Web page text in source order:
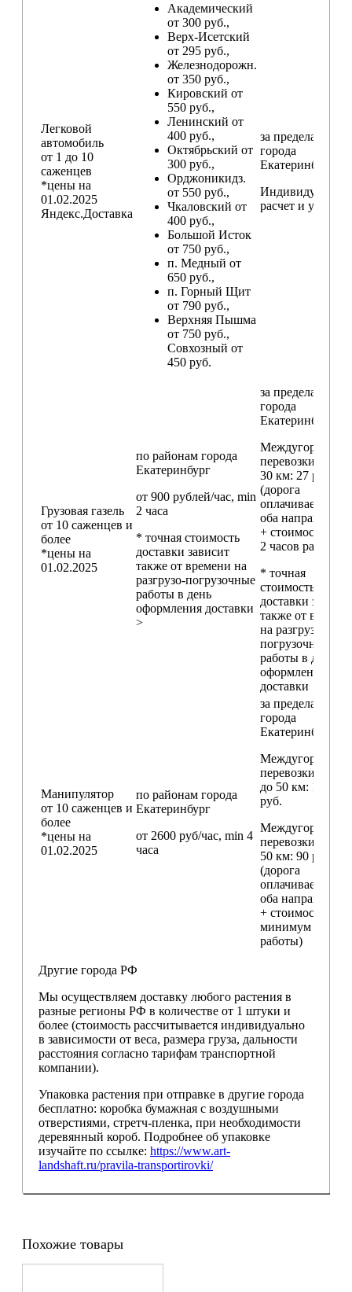
Легковой
автомобиль
от 1 до 10
саженцев
*цены на
01.02.2025
Яндекс.Доставка
Академический
от 300 руб.,
Верх-Исетский
от 295 руб.,
Железнодорожн.
от 350 руб.,
Кировский от
550 руб.,
Ленинский от
400 руб.,
Октябрьский от
300 руб.,
Орджоникидз.
от 550 руб.,
Чкаловский от
400 руб.,
Большой Исток
от 750 руб.,
п. Медный от
650 руб.,
п. Горный Щит
от 790 руб.,
Верхняя Пышма
от 750 руб.,
Совхозный от
450 руб.
за пределами
города
Екатеринбург
расчет и условия
Грузовая газель
от 10 саженцев и
более
*цены на
01.02.2025
по районам города
Екатеринбург
от 900 рублей/час, min
2 часа
* точная стоимость
доставки зависит
также от времени на
разгрузо-погрузочные
работы в день
оформления доставки
>
за пределами
города
Екатеринбург
Междугородние
перевозки
30 км: 27 руб./км
(дорога
оплачивается в
оба направления
+ стоимость min
2 часов работы)
* точная
стоимость
доставки
также от
на разгрузо-
погрузочные
работы в день
оформления
доставки
Манипулятор
от 10 саженцев и
более
*цены на
01.02.2025
по районам города
Екатеринбург
от 2600 руб/час, min 4
часа
за пределами
города
Екатеринбург
Междугородние
перевозки
до 50 км: 18 000
руб.
Междугородние
перевозки
50 км: 90 руб./км
(дорога
оплачивается в
оба направления
+ стоимость
минимум 4
работы)
Другие города РФ
Мы осуществляем доставку любого растения в
разные регионы РФ в количестве от 1 штуки и
более (стоимость рассчитывается индивидуально
в зависимости от веса, размера груза, дальности
расстояния согласно тарифам транспортной
компании).
Упаковка растения при отправке в другие города
бесплатно: коробка бумажная с воздушными
отверстиями, стретч-пленка, при необходимости
деревянный короб. Подробнее об упаковке
изучайте по ссылке: https://www.art-
landshaft.ru/pravila-transportirovki/
Похожие товары